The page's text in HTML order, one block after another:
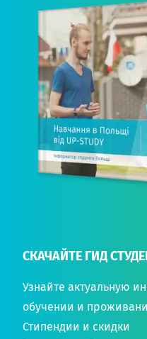
СКАЧАЙТЕ ГИД
Узнайте актуальную
обучении и
Стипендии и скидки